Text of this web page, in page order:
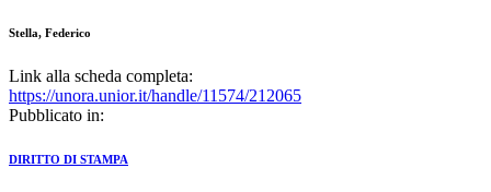
Stella, Federico
Link alla scheda completa:
https://unora.unior.it/handle/11574/212065
Pubblicato in:
DIRITTO DI STAMPA